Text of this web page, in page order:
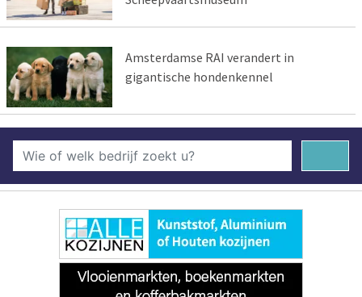
Amsterdamse RAI verandert in
gigantische hondenkennel